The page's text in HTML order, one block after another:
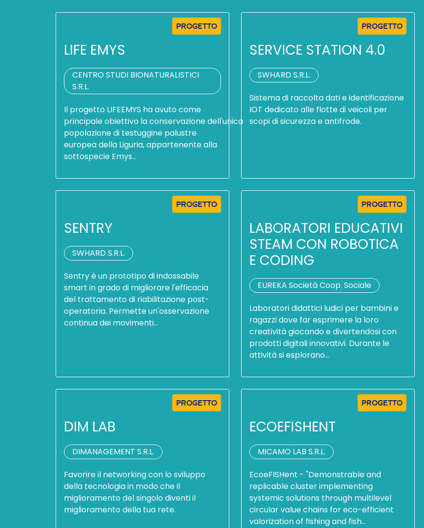
PROGETTO
LIFE EMYS
CENTRO STUDI BIONATURALISTICI
S.R.L.
Il progetto LIFEEMYS ha avuto come
principale obiettivo la conservazione dell'unica
popolazione di testuggine palustre
europea della Liguria, appartenente alla
sottospecie Emys…
PROGETTO
SERVICE STATION 4.0
SWHARD S.R.L.
Sistema di raccolta dati e identificazione
IOT dedicato alle flotte di veicoli per
scopi di sicurezza e antifrode.
PROGETTO
SENTRY
SWHARD S.R.L.
Sentry è un prototipo di indossabile
smart in grado di migliorare l'efficacia
del trattamento di riabilitazione post-
operatoria. Permette un'osservazione
continua dei movimenti…
PROGETTO
LABORATORI EDUCATIVI
STEAM CON ROBOTICA
E CODING
EUREKA Società Coop. Sociale
Laboratori didattici ludici per bambini e
ragazzi dove far esprimere la loro
creatività giocando e divertendosi con
prodotti digitali innovativi. Durante le
attività si esplorano…
PROGETTO
DIM LAB
DIMANAGEMENT S.R.L.
Favorire il networking con lo sviluppo
della tecnologia in modo che il
miglioramento del singolo diventi il
miglioramento della tua rete.
PROGETTO
ECOEFISHENT
MICAMO LAB S.R.L.
EcoeFISHent - "Demonstrable and
replicable cluster implementing
systemic solutions through multilevel
circular value chains for eco-efficient
valorization of fishing and fish…